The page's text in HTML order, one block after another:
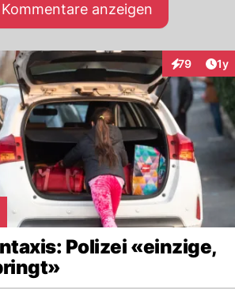
anzeigen
79 1y
Polizei «einzige,